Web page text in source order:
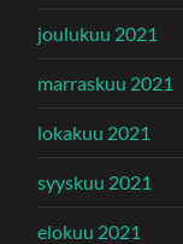
joulukuu 2021
marraskuu 2021
lokakuu 2021
syyskuu 2021
elokuu 2021